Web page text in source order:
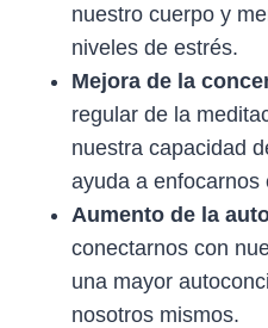
nuestro cuerpo y
niveles de estrés.
Mejora de la
regular de la
nuestra capacidad
ayuda a enfocarnos
Aumento de la
conectarnos con
una mayor
nosotros mismos.